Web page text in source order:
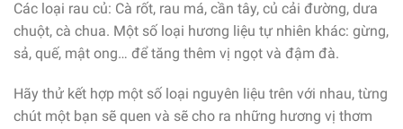
Các loại rau củ: Cà rốt, rau má, cần tây, củ cải đường, dưa
chuột, cà chua. Một số loại hương liệu tự nhiên khác: gừng,
sả, quế, mật ong… để tăng thêm vị ngọt và đậm đà.
Hãy thử kết hợp một số loại nguyên liệu trên với nhau, từng
chút một bạn sẽ quen và sẽ cho ra những hương vị thơm